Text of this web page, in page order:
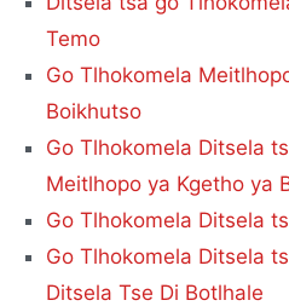
Temo
Go Tlhokomela
Boikhutso
Go Tlhokomela Ditsela
Meitlhopo ya Kgetho ya
Go Tlhokomela Ditsela
Go Tlhokomela Ditsela
Ditsela Tse Di Botlhale